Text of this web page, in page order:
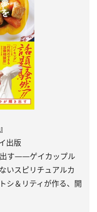
出版
出す――ゲイカップル
いスピリチュアルカ
シ＆リティが作る、開